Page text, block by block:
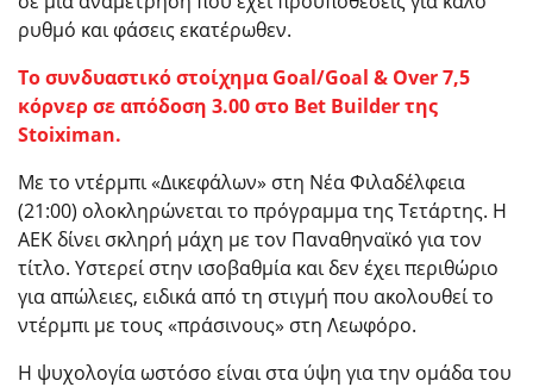
ρυθμό και φάσεις εκατέρωθεν.
Το συνδυαστικό στοίχημα Goal/Goal & Over 7,5
κόρνερ σε απόδοση 3.00 στο Bet Builder της
Stoiximan.
Με το ντέρμπι «Δικεφάλων» στη Νέα Φιλαδέλφεια
(21:00) ολοκληρώνεται το πρόγραμμα της Τετάρτης. Η
ΑΕΚ δίνει σκληρή μάχη με τον Παναθηναϊκό για τον
τίτλο. Υστερεί στην ισοβαθμία και δεν έχει περιθώριο
για απώλειες, ειδικά από τη στιγμή που ακολουθεί το
ντέρμπι με τους «πράσινους» στη Λεωφόρο.
Η ψυχολογία ωστόσο είναι στα ύψη για την ομάδα του